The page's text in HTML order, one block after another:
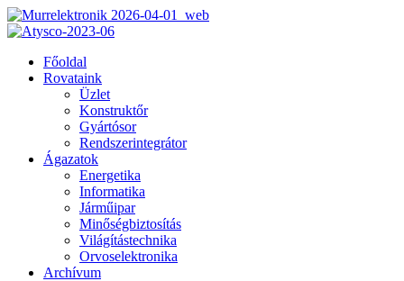
Főoldal
Rovataink
Üzlet
Konstruktőr
Gyártósor
Rendszerintegrátor
Ágazatok
Energetika
Informatika
Járműipar
Minőségbiztosítás
Világítástechnika
Orvoselektronika
Archívum